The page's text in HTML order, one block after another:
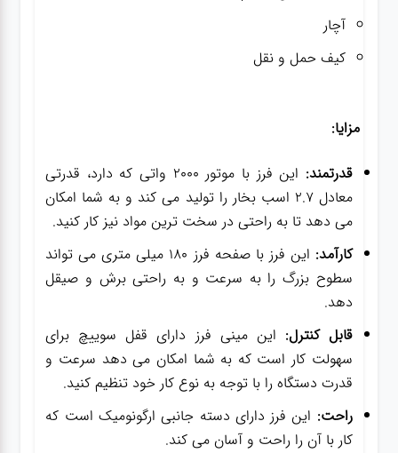
آچار
کیف حمل و نقل
مزایا:
قدرتمند:
این فرز با موتور 2000 واتی که دارد، قدرتی
معادل 2.7 اسب بخار را تولید می کند و به شما امکان
می دهد تا به راحتی در سخت ترین مواد نیز کار کنید.
کارآمد:
این فرز با صفحه فرز 180 میلی متری می تواند
سطوح بزرگ را به سرعت و به راحتی برش و صیقل
دهد.
قابل کنترل: این مینی فرز دارای قفل سوییچ برای
سهولت کار است که به شما امکان می دهد سرعت و
قدرت دستگاه را با توجه به نوع کار خود تنظیم کنید.
راحت: این فرز دارای دسته جانبی ارگونومیک است که
کار با آن را راحت و آسان می کند.